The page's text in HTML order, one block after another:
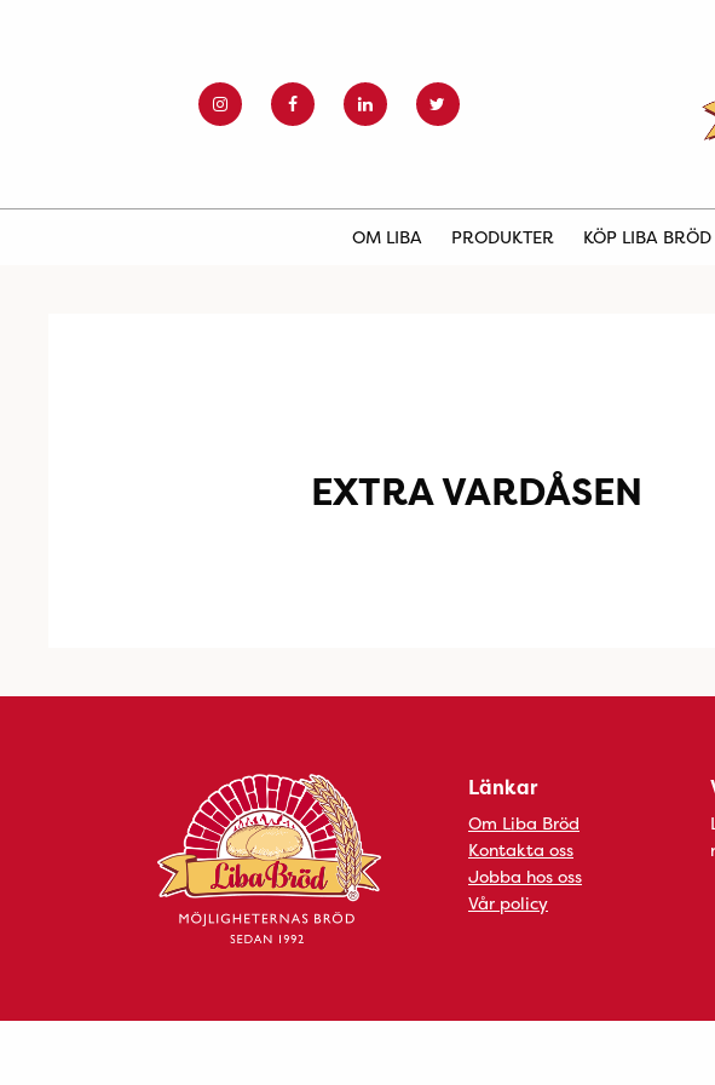
OM LIBA PRODUKTER KÖP LIBA
EXTRA VARDÅSEN
Länkar
Om Liba Bröd
Kontakta oss
Jobba hos oss
Vår policy